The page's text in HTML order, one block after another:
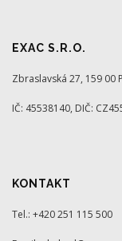
EXAC S.R.O.
Zbraslavská 27, 159 00
IČ: 45538140, DIČ:
KONTAKT
Tel.: +420 251 115 500